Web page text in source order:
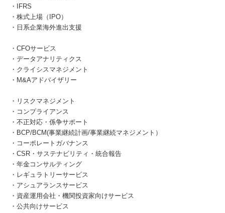
・IFRS
・株式上場（IPO）
・日系企業海外進出支援
・CFOサービス
・データアナリティクス
・クライシスマネジメント
・M&Aアドバイザリー
・リスクマネジメント
・コンプライアンス
・不正対応・係争サポート
・BCP/BCM(事業継続計画/事業継続マネジメント）
・コーポレートガバナンス
・CSR・サステナビリティ・統合報告
・年金コンサルティング
・レギュラトリーサービス
・アシュアランスサービス
・資産運用会社・機関投資家向けサービス
・公共向けサービス